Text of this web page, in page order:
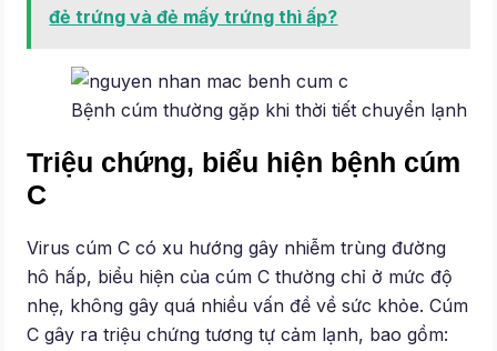
đẻ trứng và đẻ mấy trứng thì ấp?
Bệnh cúm thường gặp khi thời tiết chuyển lạnh
Triệu chứng, biểu hiện bệnh cúm
C
Virus cúm C có xu hướng gây nhiễm trùng đường
hô hấp, biểu hiện của cúm C thường chỉ ở mức độ
nhẹ, không gây quá nhiều vấn đề về sức khỏe. Cúm
C gây ra triệu chứng tương tự cảm lạnh, bao gồm: